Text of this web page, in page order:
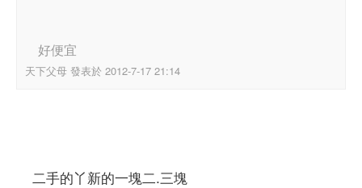
好便宜
天下父母 發表於 2012-7-17 21:14
二手的丫新的一塊二.三塊